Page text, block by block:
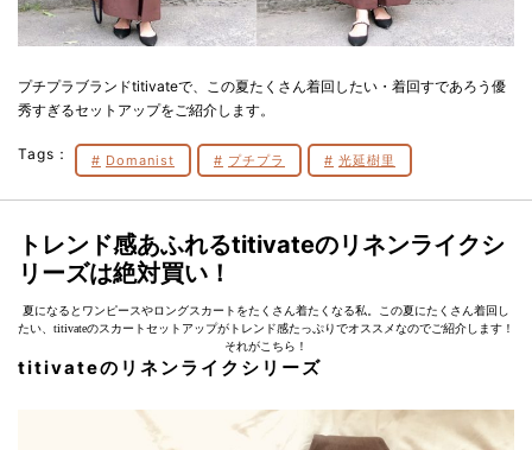
プチプラブランドtitivateで、この夏たくさん着回したい・着回すであろう優
秀すぎるセットアップをご紹介します。
Tags： Domanist プチプラ 光延樹里
トレンド感あふれるtitivateのリネンライクシ
リーズは絶対買い！
夏になるとワンピースやロングスカートをたくさん着たくなる私。この夏にたくさん着回し
たい、titivateのスカートセットアップがトレンド感たっぷりでオススメなのでご紹介します！
それがこちら！
titivateのリネンライクシリーズ